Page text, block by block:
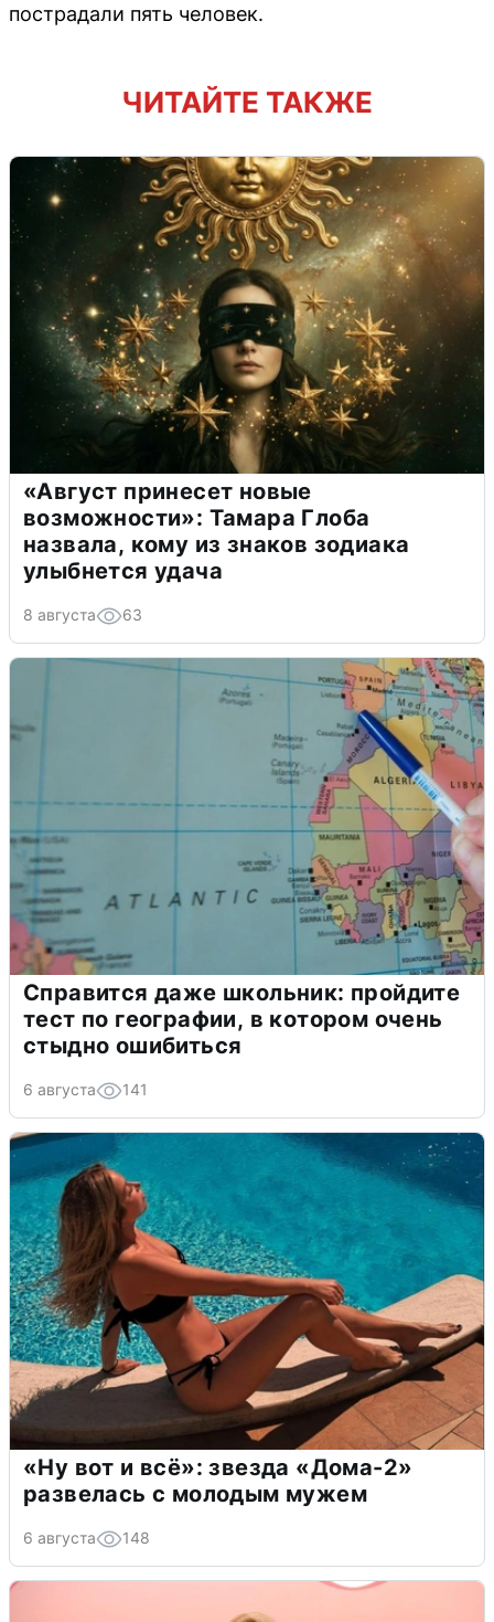
пострадали пять человек.
ЧИТАЙТЕ ТАКЖЕ
«Август принесет новые
возможности»: Тамара Глоба
назвала, кому из знаков зодиака
улыбнется удача
8 августа 63
Справится даже школьник: пройдите
тест по географии, в котором очень
стыдно ошибиться
6 августа 141
«Ну вот и всё»: звезда «Дома-2»
развелась с молодым мужем
6 августа 148